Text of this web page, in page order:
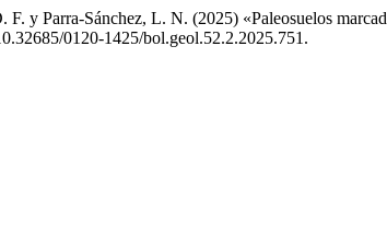
y Parra-Sánchez, L. N. (2025) «Paleosuelos
0120-1425/bol.geol.52.2.2025.751.